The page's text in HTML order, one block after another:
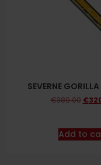
SEVERNE
€380.00 €
Add to